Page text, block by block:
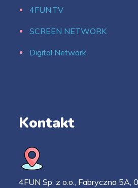
4FUN.TV
SCREEN NETWORK
Digital Network
Kontakt
4FUN Sp. z o.o., Fabryczna 5A,